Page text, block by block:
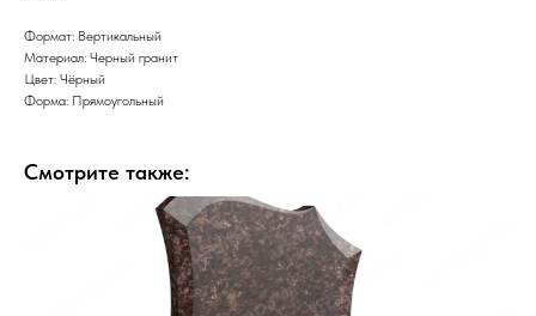
Формат: Вертикальный
Материал: Черный гранит
Цвет: Чёрный
Форма: Прямоугольный
Смотрите также: